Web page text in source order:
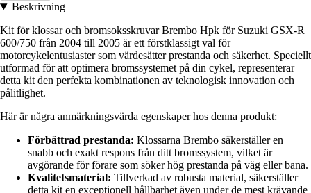
Beskrivning
Kit för klossar och bromsoksskruvar Brembo Hpk för Suzuki GSX-R
600/750 från 2004 till 2005 är ett förstklassigt val för
motorcykelentusiaster som värdesätter prestanda och säkerhet. Speciellt
utformad för att optimera bromssystemet på din cykel, representerar
detta kit den perfekta kombinationen av teknologisk innovation och
pålitlighet.
Här är några anmärkningsvärda egenskaper hos denna produkt:
Förbättrad prestanda: Klossarna Brembo säkerställer en
snabb och exakt respons från ditt bromssystem, vilket är
avgörande för förare som söker hög prestanda på väg eller bana.
Kvalitetsmaterial: Tillverkad av robusta material, säkerställer
detta kit en exceptionell hållbarhet även under de mest krävande